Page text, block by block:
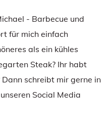
- Barbecue und
für mich einfach
als ein kühles
Steak? Ihr habt
schreibt mir gerne in
Social Media